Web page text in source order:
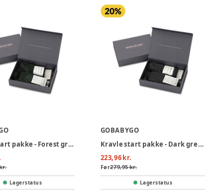
Kravle start pakke - Forest green
Lagerstatus
GOBABYGO
Kravle start pakke - Dark grey melange
223,96 kr.
Før279,95 kr.
Lagerstatus